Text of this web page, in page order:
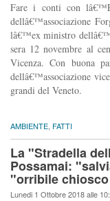
Fare i conti con
dellâ€™associazione
lâ€™ex ministro
sera 12 novembre al
Vicenza. Con buona
dellâ€™associazione
grandi del Veneto.
AMBIENTE FATTI
La "Stradella
Possamai:
"orribile
Lunedi 1 Ottobre 2018 alle